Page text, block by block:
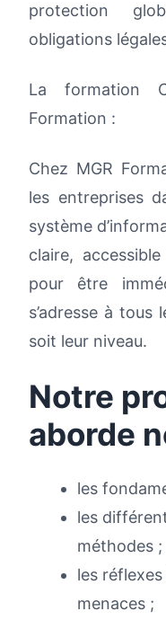
protection
obligations
La formation
Formation :
Chez MGR
les entreprises
système
claire,
pour être
s’adresse à tous
soit leur niveau.
Notre
aborde
les
les
méthodes ;
les
menaces ;